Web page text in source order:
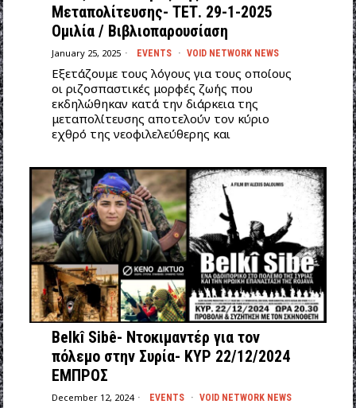
Μεταπολίτευσης- ΤΕΤ. 29-1-2025
Ομιλία / Βιβλιοπαρουσίαση
January 25, 2025 EVENTS · VOID NETWORK NEWS
Εξετάζουμε τους λόγους για τους οποίους
οι ριζοσπαστικές μορφές ζωής που
εκδηλώθηκαν κατά την διάρκεια της
μεταπολίτευσης αποτελούν τον κύριο
εχθρό της νεοφιλελεύθερης και
Belkî Sibê- Ντοκιμαντέρ για τον
πόλεμο στην Συρία- ΚΥΡ 22/12/2024
ΕΜΠΡΟΣ
December 12, 2024 EVENTS · VOID NETWORK NEWS